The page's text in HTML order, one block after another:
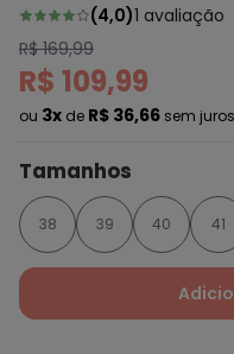
(4,0)1 avaliação
R$ 169,99
R$ 109,99
ou 3x de R$ 36,66 sem juros
Tamanhos
38 39 40 41